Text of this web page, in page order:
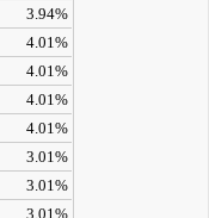
3.94%
4.01%
4.01%
4.01%
4.01%
3.01%
3.01%
3.01%